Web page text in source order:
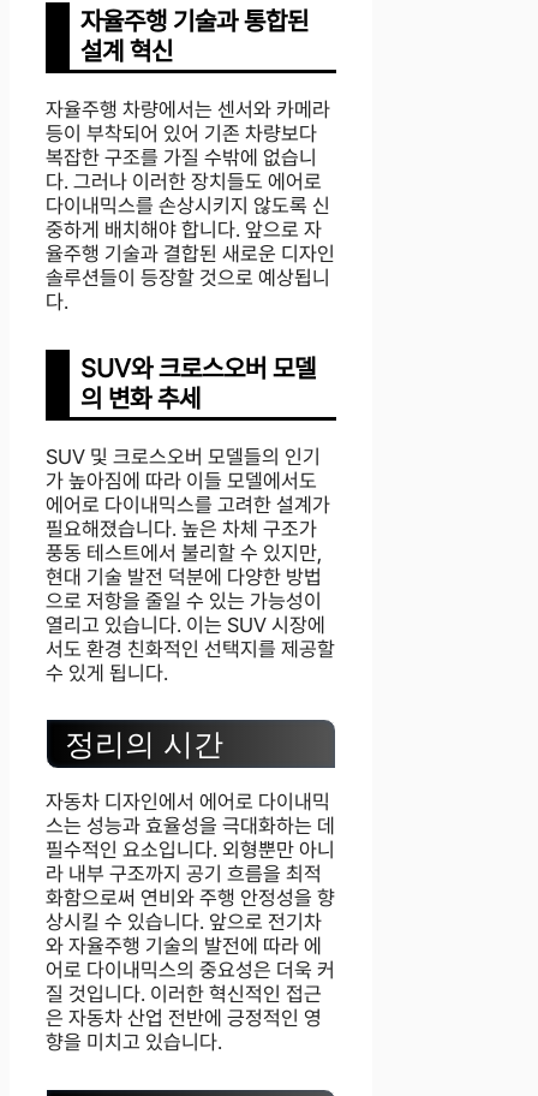
자율주행 기술과 통합된
설계 혁신
자율주행 차량에서는 센서와 카메라
등이 부착되어 있어 기존 차량보다
복잡한 구조를 가질 수밖에 없습니
다. 그러나 이러한 장치들도 에어로
다이내믹스를 손상시키지 않도록 신
중하게 배치해야 합니다. 앞으로 자
율주행 기술과 결합된 새로운 디자인
솔루션들이 등장할 것으로 예상됩니
다.
SUV와 크로스오버 모델
의 변화 추세
SUV 및 크로스오버 모델들의 인기
가 높아짐에 따라 이들 모델에서도
에어로 다이내믹스를 고려한 설계가
필요해졌습니다. 높은 차체 구조가
풍동 테스트에서 불리할 수 있지만,
현대 기술 발전 덕분에 다양한 방법
으로 저항을 줄일 수 있는 가능성이
열리고 있습니다. 이는 SUV 시장에
서도 환경 친화적인 선택지를 제공할
수 있게 됩니다.
정리의 시간
자동차 디자인에서 에어로 다이내믹
스는 성능과 효율성을 극대화하는 데
필수적인 요소입니다. 외형뿐만 아니
라 내부 구조까지 공기 흐름을 최적
화함으로써 연비와 주행 안정성을 향
상시킬 수 있습니다. 앞으로 전기차
와 자율주행 기술의 발전에 따라 에
어로 다이내믹스의 중요성은 더욱 커
질 것입니다. 이러한 혁신적인 접근
은 자동차 산업 전반에 긍정적인 영
향을 미치고 있습니다.